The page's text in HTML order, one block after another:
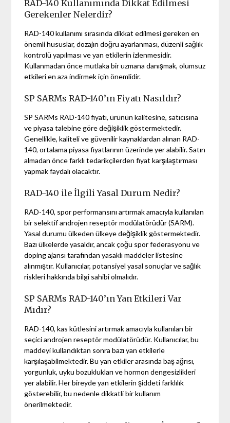
RAD-140 Kullanımında Dikkat Edilmesi
Gerekenler Nelerdir?
RAD-140 kullanımı sırasında dikkat edilmesi gereken en
önemli hususlar, dozajın doğru ayarlanması, düzenli sağlık
kontrolü yapılması ve yan etkilerin izlenmesidir.
Kullanmadan önce mutlaka bir uzmana danışmak, olumsuz
etkileri en aza indirmek için önemlidir.
SP SARMs RAD-140’ın Fiyatı Nasıldır?
SP SARMs RAD-140 fiyatı, ürünün kalitesine, satıcısına
ve piyasa talebine göre değişiklik göstermektedir.
Genellikle, kaliteli ve güvenilir kaynaklardan alınan RAD-
140, ortalama piyasa fiyatlarının üzerinde yer alabilir. Satın
almadan önce farklı tedarikçilerden fiyat karşılaştırması
yapmak faydalı olacaktır.
RAD-140 ile İlgili Yasal Durum Nedir?
RAD-140, spor performansını artırmak amacıyla kullanılan
bir selektif androjen reseptör modülatörüdür (SARM).
Yasal durumu ülkeden ülkeye değişiklik göstermektedir.
Bazı ülkelerde yasaldır, ancak çoğu spor federasyonu ve
doping ajansı tarafından yasaklı maddeler listesine
alınmıştır. Kullanıcılar, potansiyel yasal sonuçlar ve sağlık
riskleri hakkında bilgi sahibi olmalıdır.
SP SARMs RAD-140’ın Yan Etkileri Var
Mıdır?
RAD-140, kas kütlesini artırmak amacıyla kullanılan bir
seçici androjen reseptör modülatörüdür. Kullanıcılar, bu
maddeyi kullandıktan sonra bazı yan etkilerle
karşılaşabilmektedir. Bu yan etkiler arasında baş ağrısı,
yorgunluk, uyku bozuklukları ve hormon dengesizlikleri
yer alabilir. Her bireyde yan etkilerin şiddeti farklılık
gösterebilir, bu nedenle dikkatli bir kullanım
önerilmektedir.